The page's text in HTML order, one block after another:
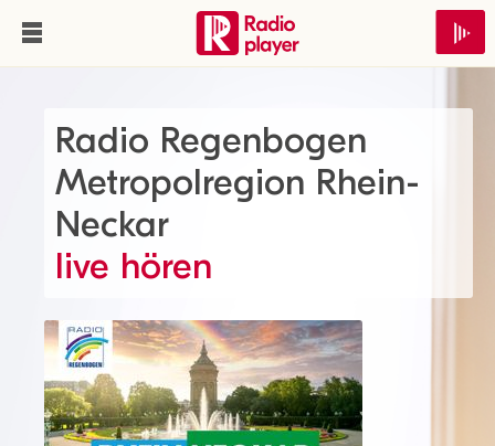
Radio Regenbogen
Metropolregion Rhein-
Neckar
live hören